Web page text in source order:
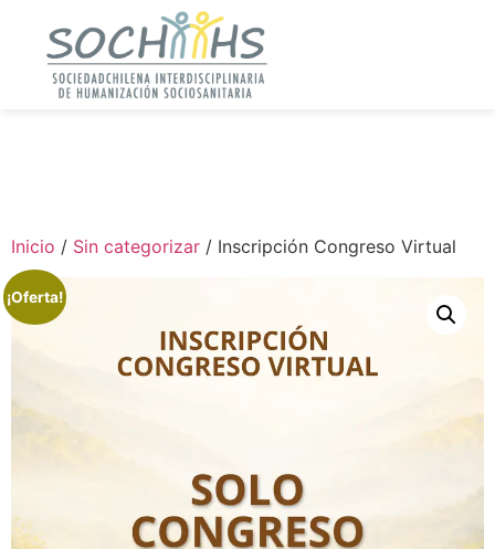
Inicio / Sin categorizar / Inscripción Congreso Virtual
¡Oferta!